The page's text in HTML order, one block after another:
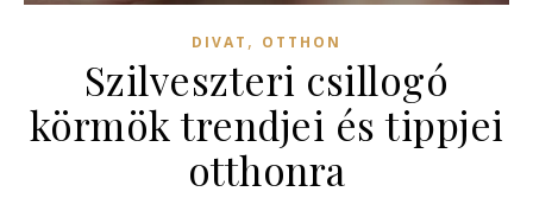
DIVAT , OTTHON
Szilveszteri csillogó
körmök trendjei és tippjei
otthonra